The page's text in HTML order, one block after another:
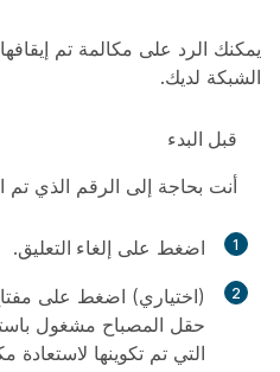
يمكنك الرد على مكالمة تم
الشبكة لديك.
قبل البدء
أنت بحاجة إلى الرقم الذي تم
1 اضغط على إلغاء التعليق.
2
(اختياري) اضغط على
حقل المصباح مشغول
التي تم تكوينها لاستعادة